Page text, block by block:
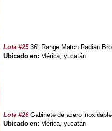
Lote #2536" Range Match Radian
Ubicado en: Mérida, yucatán
Lote #26Gabinete de acero
Ubicado en: Mérida, yucatán